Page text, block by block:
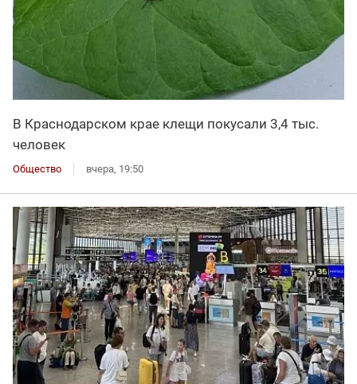
В Краснодарском крае клещи покусали 3,4 тыс.
человек
Общество вчера, 19:50